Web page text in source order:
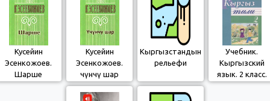
Кусейин
Эсенкожоев.
Шарше
Кусейин
Эсенкожоев.
Үчүнчү шар
Кыргызстандын
рельефи
Учебник.
Кыргызский
язык. 2 класс.
РШ